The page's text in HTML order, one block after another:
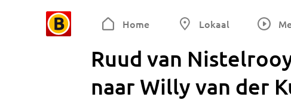
Home Lokaal
Ruud van
naar Willy van der